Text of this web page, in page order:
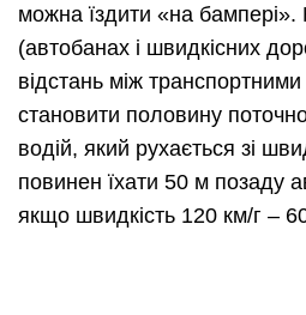
можна їздити «на бампері».
(автобанах і швидкісних
відстань між
становити половину
водій, який рухається зі
повинен їхати 50 м позаду
якщо швидкість 120 км/г –